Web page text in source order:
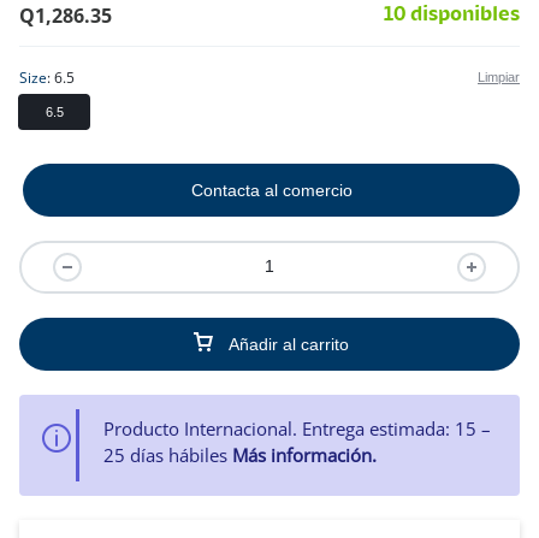
Q1,286.35 10 disponibles
Size 6.5
6.5
Limpiar
Añadir al carrito
Contacta al comercio
Producto Internacional. Entrega estimada: 15 –
25 días hábiles Más información.